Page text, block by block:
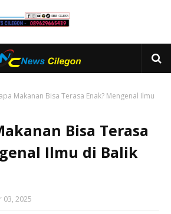
Makanan Bisa Terasa Enak? Mengenal Ilmu
Bisa Terasa
Ilmu di Balik
03, 2025